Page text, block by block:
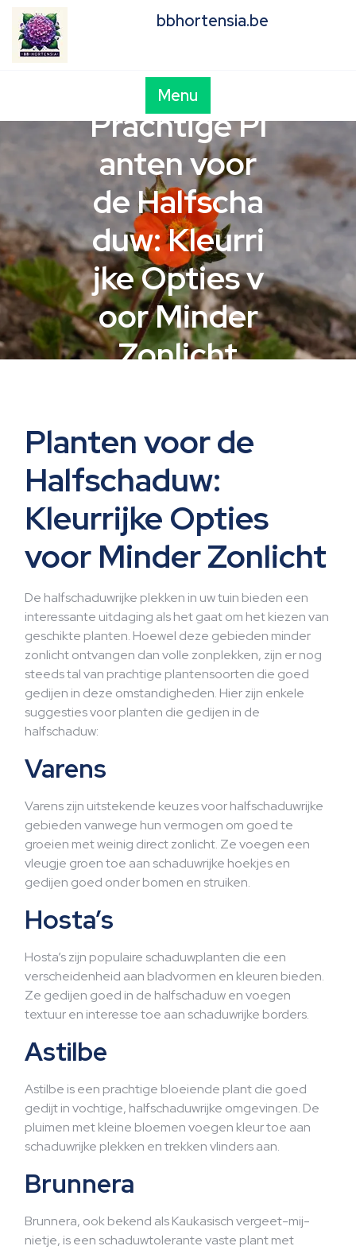
content
bbhortensia.be
Menu
Prachtige Pl
anten voor
de Halfscha
duw: Kleurri
jke Opties v
oor Minder
Zonlicht
Planten voor de
Halfschaduw:
Kleurrijke Opties
voor Minder Zonlicht
De halfschaduwrijke plekken in uw tuin bieden een
interessante uitdaging als het gaat om het kiezen van
geschikte planten. Hoewel deze gebieden minder
zonlicht ontvangen dan volle zonplekken, zijn er nog
steeds tal van prachtige plantensoorten die goed
gedijen in deze omstandigheden. Hier zijn enkele
suggesties voor planten die gedijen in de
halfschaduw:
Varens
Varens zijn uitstekende keuzes voor halfschaduwrijke
gebieden vanwege hun vermogen om goed te
groeien met weinig direct zonlicht. Ze voegen een
vleugje groen toe aan schaduwrijke hoekjes en
gedijen goed onder bomen en struiken.
Hosta’s
Hosta’s zijn populaire schaduwplanten die een
verscheidenheid aan bladvormen en kleuren bieden.
Ze gedijen goed in de halfschaduw en voegen
textuur en interesse toe aan schaduwrijke borders.
Astilbe
Astilbe is een prachtige bloeiende plant die goed
gedijt in vochtige, halfschaduwrijke omgevingen. De
pluimen met kleine bloemen voegen kleur toe aan
schaduwrijke plekken en trekken vlinders aan.
Brunnera
Brunnera, ook bekend als Kaukasisch vergeet-mij-
nietje, is een schaduwtolerante vaste plant met